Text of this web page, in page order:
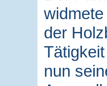
der
nun